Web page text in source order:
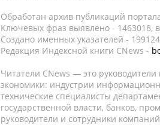
Обработан архив публикаций
Ключевых фраз выявлено - 1463018,
Создано именных указателей -
Редакция Индексной книги CNews -
Читатели CNews — это
экономики: индустрии
технические специалисты
государственной власти, банков,
руководители и сотрудники